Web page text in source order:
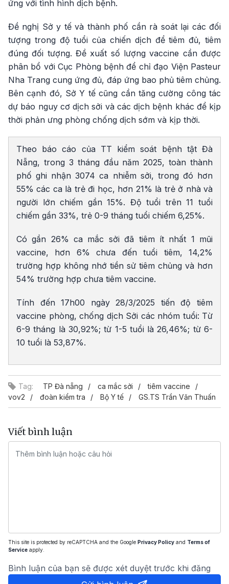
ứng với tình hình dịch bệnh.
Đề nghị Sở y tế và thành phố cần rà soát lại các đối
tượng trong độ tuổi của chiến dịch để tiêm đủ, tiêm
đúng đối tượng. Đề xuất số lượng vaccine cần được
phân bổ với Cục Phòng bệnh để chỉ đạo Viện Pasteur
Nha Trang cung ứng đủ, đáp ứng bao phủ tiêm chủng.
Bên cạnh đó, Sở Y tế cũng cần tăng cường công tác
dự báo nguy cơ dịch sởi và các dịch bệnh khác để kịp
thời phản ưng phòng chống dịch sớm và kịp thời.
Theo báo cáo của TT kiểm soát bệnh tật Đà
Nẵng, trong 3 tháng đầu năm 2025, toàn thành
phố ghi nhận 3074 ca nhiễm sởi, trong đó hơn
55% các ca là trẻ đi học, hơn 21% là trẻ ở nhà và
người lớn chiếm gần 15%. Độ tuổi trên 11 tuổi
chiếm gần 33%, trẻ 0-9 tháng tuổi chiếm 6,25%.
Có gần 26% ca mắc sởi đã tiêm ít nhất 1 mũi
vaccine, hơn 6% chưa đến tuổi tiêm, 14,2%
trường hợp không nhớ tiền sử tiêm chủng và hơn
54% trường hợp chưa tiêm vaccine.
Tính đến 17h00 ngày 28/3/2025 tiến độ tiêm
vaccine phòng, chống dịch Sởi các nhóm tuổi: Từ
6-9 tháng là 30,92%; từ 1-5 tuổi là 26,46%; từ 6-
10 tuổi là 53,87%.
Tag: TP Đà nẵng ca mắc sởi
tiêm vaccine
vov2
đoàn kiểm tra Bộ Y tế GS.TS Trần Văn Thuấn
Viết bình luận
This site is protected by reCAPTCHA and the Google Privacy Policy and Terms of
Service apply.
Bình luận của bạn sẽ được xét duyệt trước khi đăng